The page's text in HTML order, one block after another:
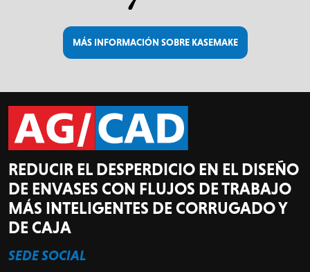
MÁS INFORMACIÓN SOBRE KASEMAKE
REDUCIR EL DESPERDICIO EN EL DISEÑO
DE ENVASES CON FLUJOS DE TRABAJO
MÁS INTELIGENTES DE CORRUGADO Y
DE CAJA
SEDE SOCIAL